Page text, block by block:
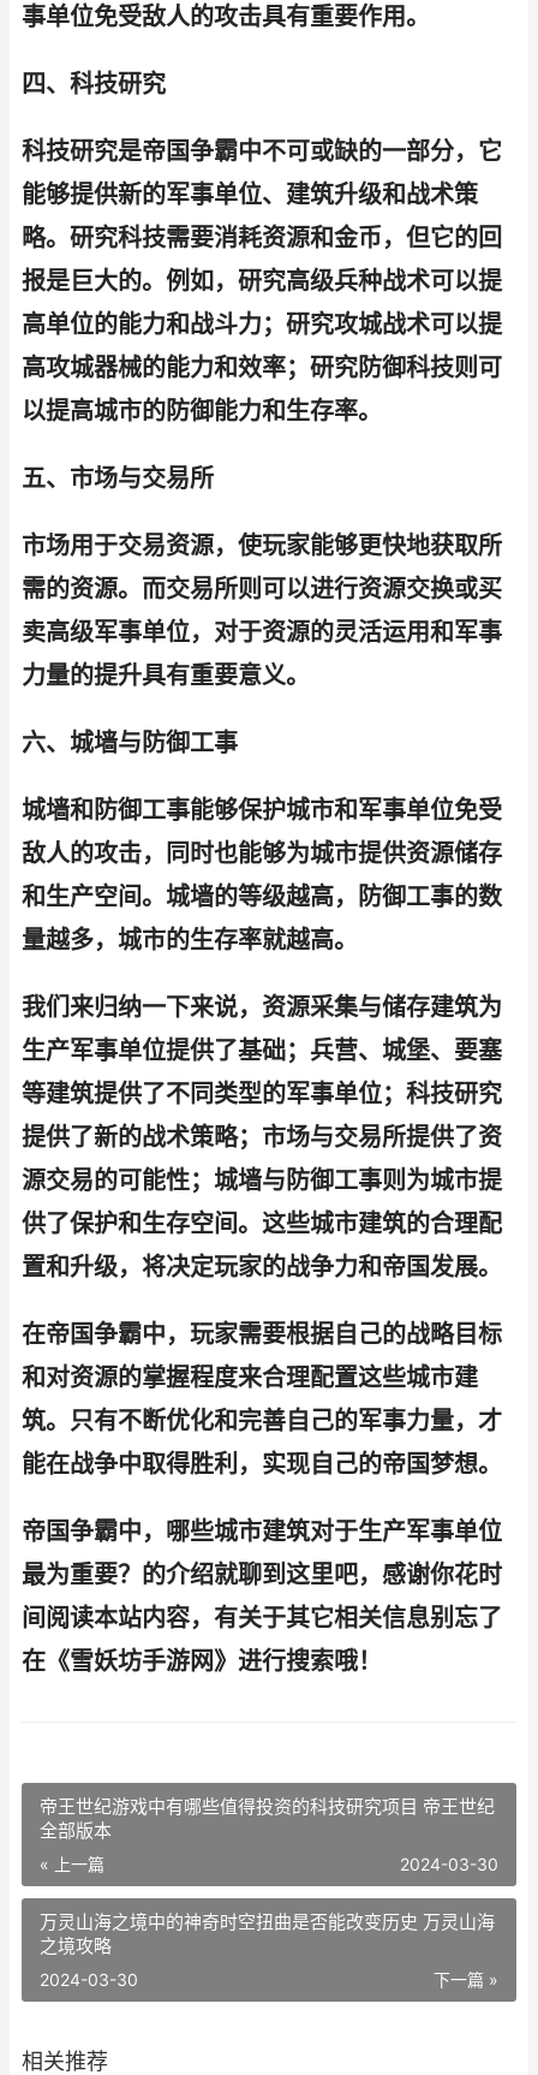
事单位免受敌人的攻击具有重要作用。
四、科技研究
科技研究是帝国争霸中不可或缺的一部分，它
能够提供新的军事单位、建筑升级和战术策
略。研究科技需要消耗资源和金币，但它的回
报是巨大的。例如，研究高级兵种战术可以提
高单位的能力和战斗力；研究攻城战术可以提
高攻城器械的能力和效率；研究防御科技则可
以提高城市的防御能力和生存率。
五、市场与交易所
市场用于交易资源，使玩家能够更快地获取所
需的资源。而交易所则可以进行资源交换或买
卖高级军事单位，对于资源的灵活运用和军事
力量的提升具有重要意义。
六、城墙与防御工事
城墙和防御工事能够保护城市和军事单位免受
敌人的攻击，同时也能够为城市提供资源储存
和生产空间。城墙的等级越高，防御工事的数
量越多，城市的生存率就越高。
我们来归纳一下来说，资源采集与储存建筑为
生产军事单位提供了基础；兵营、城堡、要塞
等建筑提供了不同类型的军事单位；科技研究
提供了新的战术策略；市场与交易所提供了资
源交易的可能性；城墙与防御工事则为城市提
供了保护和生存空间。这些城市建筑的合理配
置和升级，将决定玩家的战争力和帝国发展。
在帝国争霸中，玩家需要根据自己的战略目标
和对资源的掌握程度来合理配置这些城市建
筑。只有不断优化和完善自己的军事力量，才
能在战争中取得胜利，实现自己的帝国梦想。
帝国争霸中，哪些城市建筑对于生产军事单位
最为重要？的介绍就聊到这里吧，感谢你花时
间阅读本站内容，有关于其它相关信息别忘了
在《雪妖坊手游网》进行搜索哦！
帝王世纪游戏中有哪些值得投资的科技研究项目 帝王世纪
全部版本
« 上一篇 2024-03-30
万灵山海之境中的神奇时空扭曲是否能改变历史 万灵山海
之境攻略
下一篇 »
2024-03-30
相关推荐